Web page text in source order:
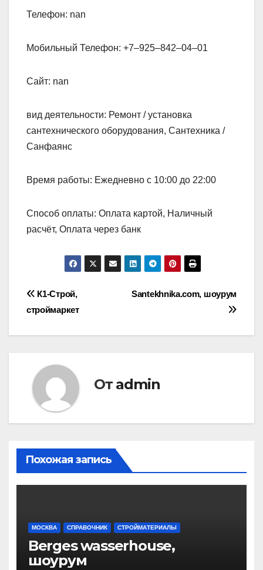
Телефон: nan
Мобильный Телефон: +7‒925‒842‒04‒01
Сайт: nan
вид деятельности: Ремонт / установка
сантехнического оборудования, Сантехника /
Санфаянс
Время работы: Ежедневно с 10:00 до 22:00
Способ оплаты: Оплата картой, Наличный
расчёт, Оплата через банк
Навигация
по
Santekhnika.com, шоурум
К1-Строй,
строймаркет
От admin
Похожая запись
МОСКВА СПРАВОЧНИК СТРОЙМАТЕРИАЛЫ
Berges wasserhouse,
шоурум